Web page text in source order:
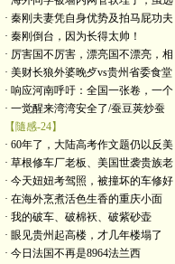
· 秦刚夫妻凭自身优势及拍马屁功夫
· 秦刚倒台，因为长得太帅！
· 厉害国不厉害，漂亮国不漂亮，相
· 美财长狼外婆晚歺vs贵州省委食堂
· 响应河南呼吁：全国一张卷，一个
· 一觉醒来湾湾安全了/蚕豆荚炒蚕
【隨感-24】
· 60年了，大陆高考作文题仍以反美
· 草根修车厂老板、美国世袭贵族老
· 今天妞妞考驾照，被撞坏的车修好
· 在海外烹煮活色生香的重庆小面
· 我的破车、破棉袄、破紫砂壶
· 眼见贵州起高楼，才几年楼塌了
· 今日法国不再是8964法兰西